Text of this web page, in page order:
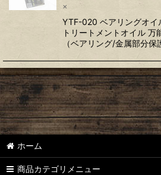
×
YTF-020 ベアリングオ
トリートメントオイル
（ベアリング/金属部分
ホーム
商品カテゴリメニュー